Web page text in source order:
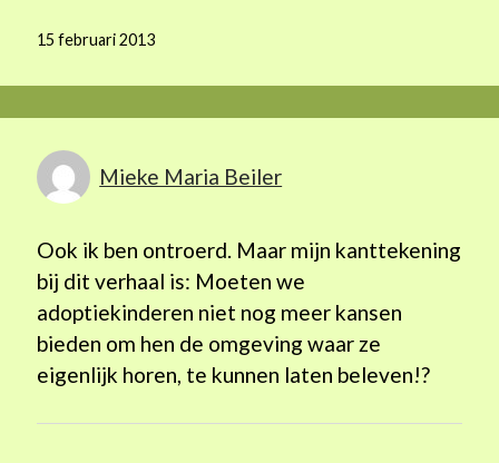
15 februari 2013
Mieke Maria Beiler
Ook ik ben ontroerd. Maar mijn kanttekening
bij dit verhaal is: Moeten we
adoptiekinderen niet nog meer kansen
bieden om hen de omgeving waar ze
eigenlijk horen, te kunnen laten beleven!?